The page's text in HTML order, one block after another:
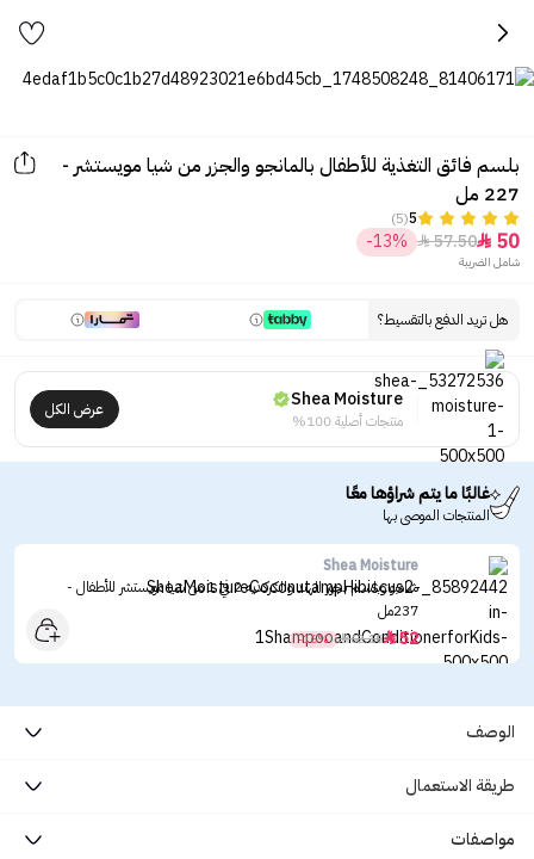
بلسم فائق التغذية للأطفال بالمانجو والجزر من شيا مويستشر -
227 مل
5
(5)
50

57.50

-13%
شامل الضريبة
هل تريد الدفع بالتقسيط؟
Shea Moisture
منتجات أصلية 100%
عرض الكل
غالبًا ما يتم شراؤها معًا
المنتجات الموصى بها
Shea Moisture
شامبو وبلسم بجوز الهند والكركديه 2 في 1 من شيا مويستشر للأطفال -
237مل
52

62.10

-16%
الوصف
طريقة الاستعمال
مواصفات